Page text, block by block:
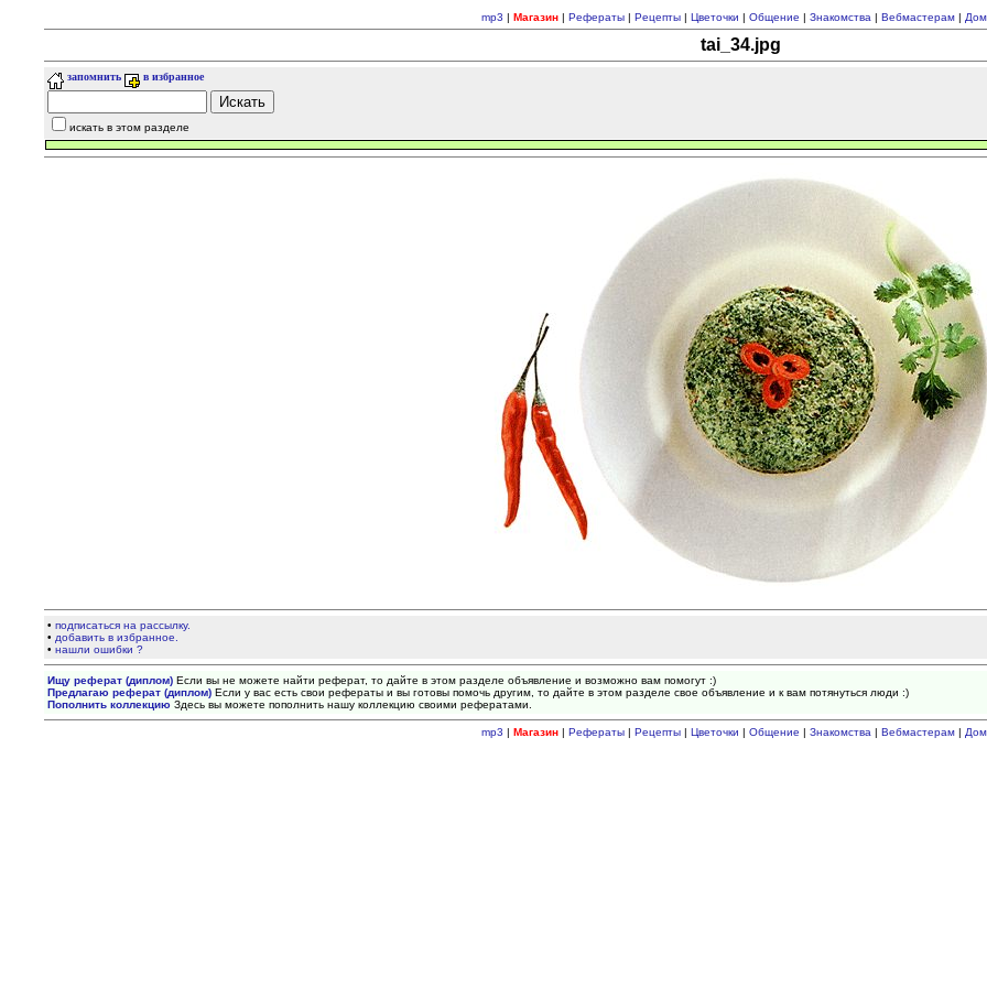
mp3 | Магазин| Рефераты| Рецепты| Цветочки | Общение | Знакомства | Вебмастерам|
tai_34.jpg
запомнить в избранное
искать в этом разделе
•подписаться на рассылку.
• добавить в избранное.
•нашли ошибки ?
Ищу реферат (диплом) Если вы не можете найти реферат, то дайте в этом разделе объявление и возможно вам помогут :)
Предлагаю реферат (диплом) Если у вас есть свои рефераты и вы готовы помочь другим, то дайте в этом разделе свое объявление и к вам потянуться люди :)
Пополнить коллекцию Здесь вы можете пополнить нашу коллекцию своими рефератами.
mp3 | Магазин| Рефераты| Рецепты| Цветочки | Общение | Знакомства | Вебмастерам|